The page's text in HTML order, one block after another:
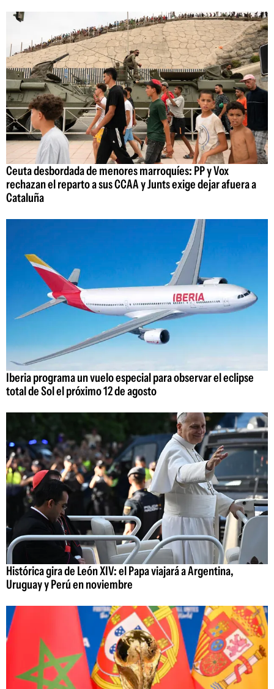
Ceuta desbordada de menores marroquíes: PP y Vox
rechazan el reparto a sus CCAA y Junts exige dejar afuera a
Cataluña
Iberia programa un vuelo especial para observar el eclipse
total de Sol el próximo 12 de agosto
Histórica gira de León XIV: el Papa viajará a Argentina,
Uruguay y Perú en noviembre